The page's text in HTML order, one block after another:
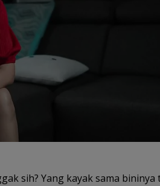
sih? Yang kayak sama bininya